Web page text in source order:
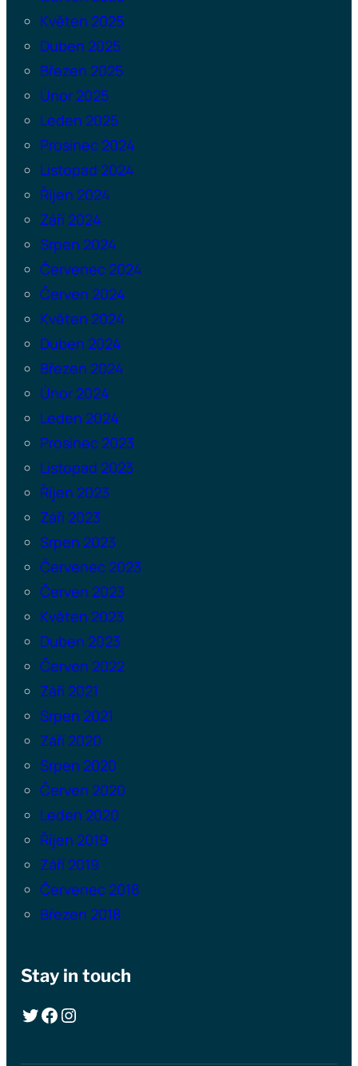
Květen 2025
Duben 2025
Březen 2025
Únor 2025
Leden 2025
Prosinec 2024
Listopad 2024
Říjen 2024
Září 2024
Srpen 2024
Červenec 2024
Červen 2024
Květen 2024
Duben 2024
Březen 2024
Únor 2024
Leden 2024
Prosinec 2023
Listopad 2023
Říjen 2023
Září 2023
Srpen 2023
Červenec 2023
Červen 2023
Květen 2023
Duben 2023
Červen 2022
Září 2021
Srpen 2021
Září 2020
Srpen 2020
Červen 2020
Leden 2020
Říjen 2019
Září 2019
Červenec 2018
Březen 2018
Stay in touch
Twitter Facebook Instagram